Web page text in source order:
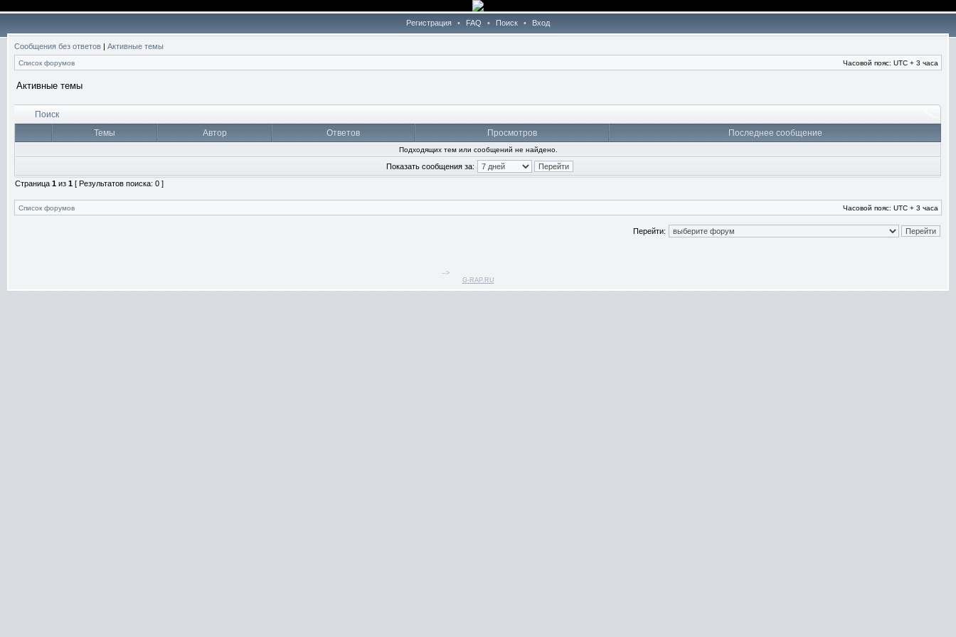
Регистрация • FAQ • Поиск • Вход
Сообщения без ответов | Активные темы
Список форумов Часовой пояс: UTC + 3 часа
Активные темы
Поиск
Темы
Автор Ответов Просмотров Последнее сообщение
Подходящих тем или сообщений не найдено.
Показать сообщения за:
Страница 1 из 1 [ Результатов поиска: 0 ]
Список форумов Часовой пояс: UTC + 3 часа
Перейти:
-->
G-RAP.RU